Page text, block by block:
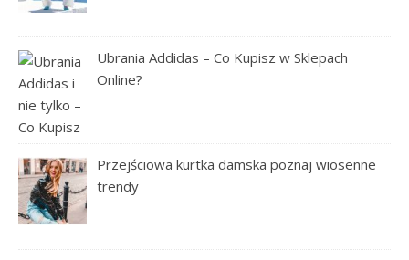
Ubrania Addidas – Co Kupisz w Sklepach
Online?
Przejściowa kurtka damska poznaj wiosenne
trendy